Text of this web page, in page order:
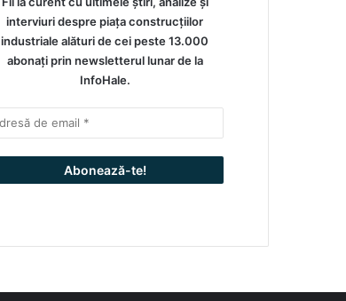
interviuri despre piața construcțiilor
industriale alături de cei peste 13.000
abonați prin newsletterul lunar de la
InfoHale.